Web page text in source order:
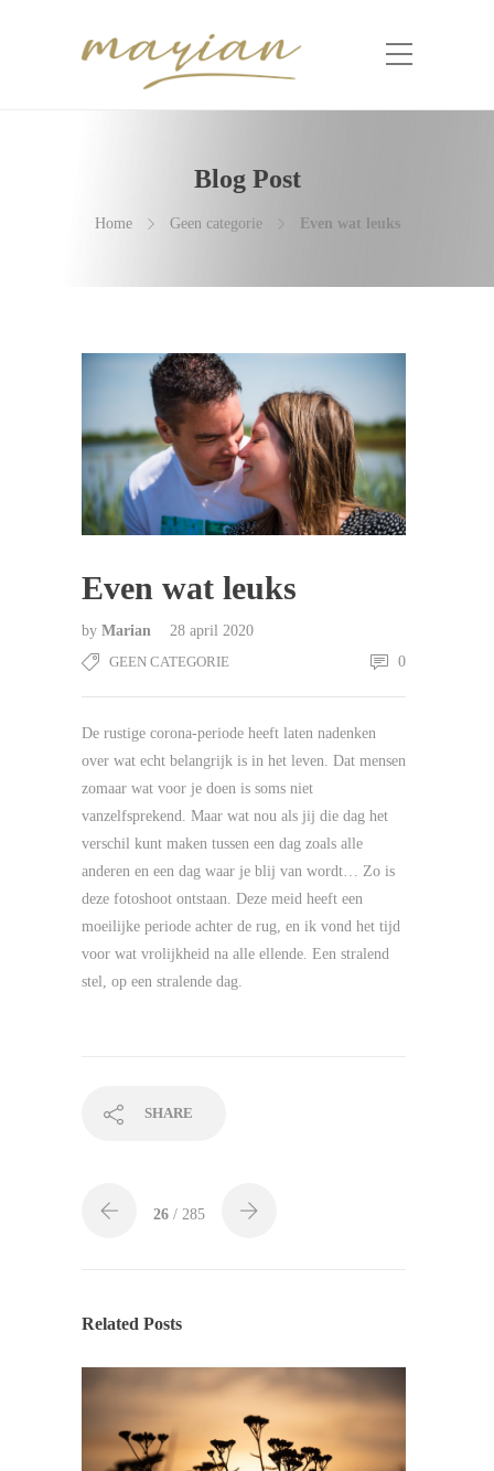
Blog Post
Home Geen categorie Even wat leuks
Even wat leuks
by Marian
28 april 2020
GEEN CATEGORIE
0
De rustige corona-periode heeft laten nadenken
over wat echt belangrijk is in het leven. Dat mensen
zomaar wat voor je doen is soms niet
vanzelfsprekend. Maar wat nou als jij die dag het
verschil kunt maken tussen een dag zoals alle
anderen en een dag waar je blij van wordt… Zo is
deze fotoshoot ontstaan. Deze meid heeft een
moeilijke periode achter de rug, en ik vond het tijd
voor wat vrolijkheid na alle ellende. Een stralend
stel, op een stralende dag.
SHARE
26 / 285
Related Posts